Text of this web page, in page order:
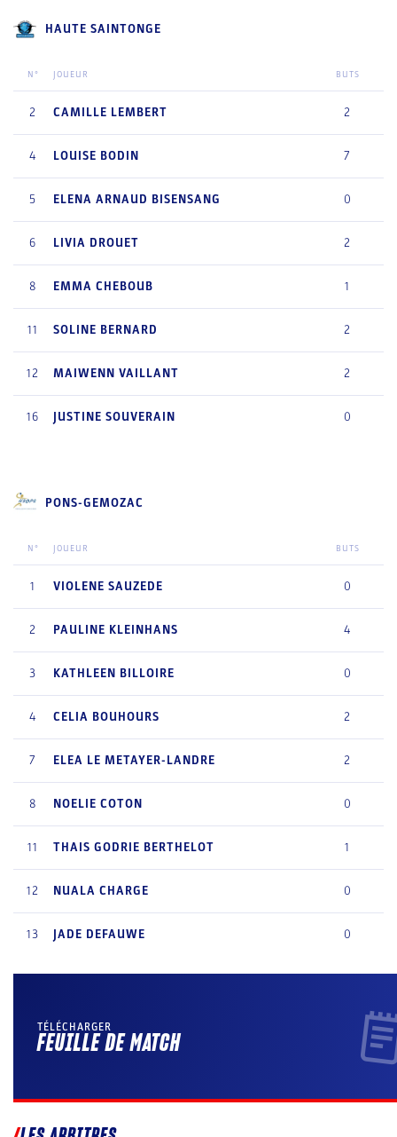
HAUTE SAINTONGE
N° JOUEUR BUTS
2 CAMILLE LEMBERT 2
4 LOUISE BODIN 7
5 ELENA ARNAUD BISENSANG 0
6 LIVIA DROUET 2
8 EMMA CHEBOUB 1
11 SOLINE BERNARD 2
12 MAIWENN VAILLANT 2
16 JUSTINE SOUVERAIN 0
PONS-GEMOZAC
N° JOUEUR BUTS
1 VIOLENE SAUZEDE 0
2 PAULINE KLEINHANS 4
3 KATHLEEN BILLOIRE 0
4 CELIA BOUHOURS 2
7 ELEA LE METAYER-LANDRE 2
8 NOELIE COTON 0
11 THAIS GODRIE BERTHELOT 1
12 NUALA CHARGE 0
13 JADE DEFAUWE 0
TÉLÉCHARGER
FEUILLE DE MATCH